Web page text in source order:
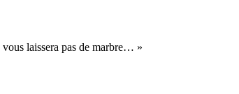
vous laissera pas de marbre… »